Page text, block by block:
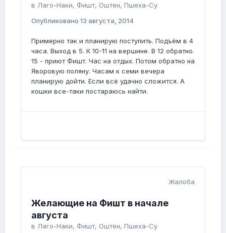
в Лаго-Наки, Фишт, Оштен, Пшеха-Су
Опубликовано 13 августа, 2014
Примерно так и планирую поступить. Подъём в 4
часа. Выход в 5. К 10-11 на вершине. В 12 обратно.
15 - приют Фишт. Час на отдых. Потом обратно на
Яворовую поляну. Часам к семи вечера
планирую дойти. Если всё удачно сложится. А
кошки все-таки постараюсь найти.
Жалоба
Желающие на Фишт в начале
августа
в Лаго-Наки, Фишт, Оштен, Пшеха-Су